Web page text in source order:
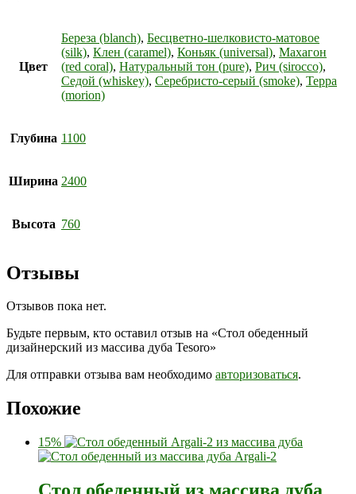
Цвет
Береза (blanch), Бесцветно-шелковисто-матовое
(silk), Клен (caramel), Коньяк (universal), Махагон
(red coral), Натуральный тон (pure), Рич (sirocco),
Седой (whiskey), Серебристо-серый (smoke), Терра
(morion)
Глубина 1100
Ширина 2400
Высота 760
Отзывы
Отзывов пока нет.
Будьте первым, кто оставил отзыв на «Стол обеденный
дизайнерский из массива дуба Tesoro»
Для отправки отзыва вам необходимо авторизоваться.
Похожие
15%